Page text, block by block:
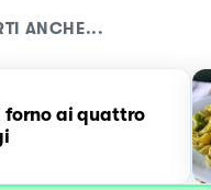
ANCHE...
forno ai quattro